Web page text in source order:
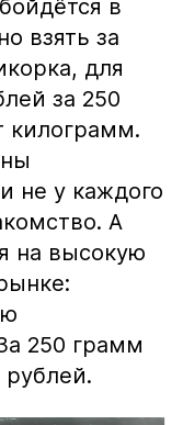
в
взять за
для
за 250
килограмм.
не у каждого
А
на высокую
250 грамм
рублей.